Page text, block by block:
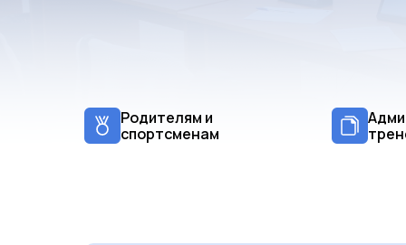
Родителям и
спортсменам